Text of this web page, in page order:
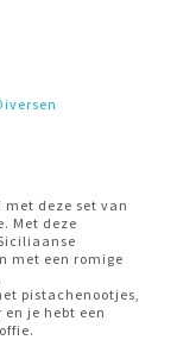
deze set van
Met deze
met een romige
pistachenootjes,
je hebt een